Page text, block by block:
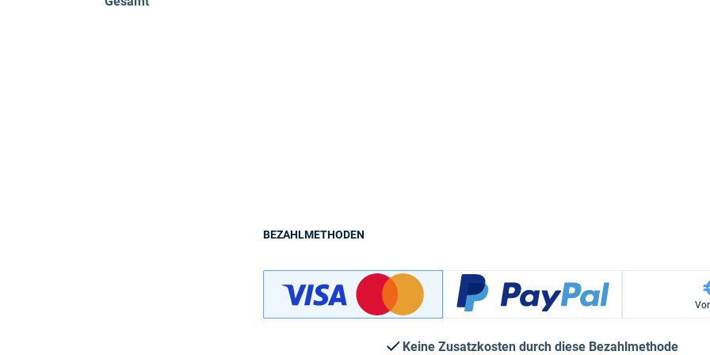
BEZAHLMETHODEN
Keine Zusatzkosten durch diese Bezahlmethode